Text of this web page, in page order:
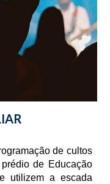
de cultos
de Educação
utilizem a escada